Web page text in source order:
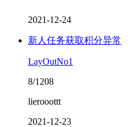
2021-12-24
新人任务获取积分异常
LayOutNo1
8/1208
lierooottt
2021-12-23